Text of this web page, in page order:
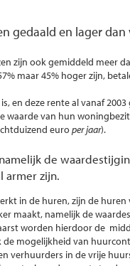
gedaald en lager dan
zijn ook gemiddeld meer
maar 45% hoger zijn,
en deze rente al vanaf 2003
waarde van hun
europer jaar).
de
armer zijn.
in de huren, zijn de huren
maakt, namelijk de
worden hierdoor de
mogelijkheid van
verhuurders in de vrije